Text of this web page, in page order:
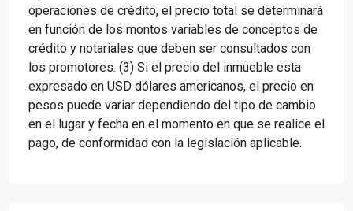
operaciones de crédito, el precio total se determinará
en función de los montos variables de conceptos de
crédito y notariales que deben ser consultados con
los promotores. (3) Si el precio del inmueble esta
expresado en USD dólares americanos, el precio en
pesos puede variar dependiendo del tipo de cambio
en el lugar y fecha en el momento en que se realice el
pago, de conformidad con la legislación aplicable.